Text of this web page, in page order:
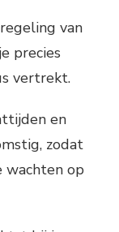
van
precies
vertrekt.
en
zodat
wachten op